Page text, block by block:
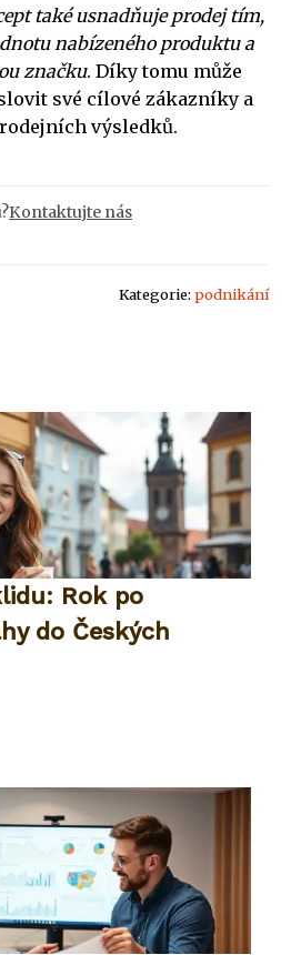
také usnadňuje prodej tím,
nabízeného produktu a
značku. Díky tomu může
své cílové zákazníky a
výsledků.
Kontaktujte nás
Kategorie: podnikání
Rok po
do Českých